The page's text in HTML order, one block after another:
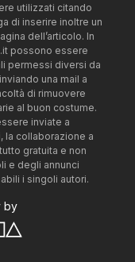
utilizzati citando
di inserire inoltre un
dell’articolo. In
possono essere
permessi diversi da
una mail a
di rimuovere
al buon costume.
inviate a
la collaborazione a
gratuita e non
e degli annunci
i singoli autori.
by